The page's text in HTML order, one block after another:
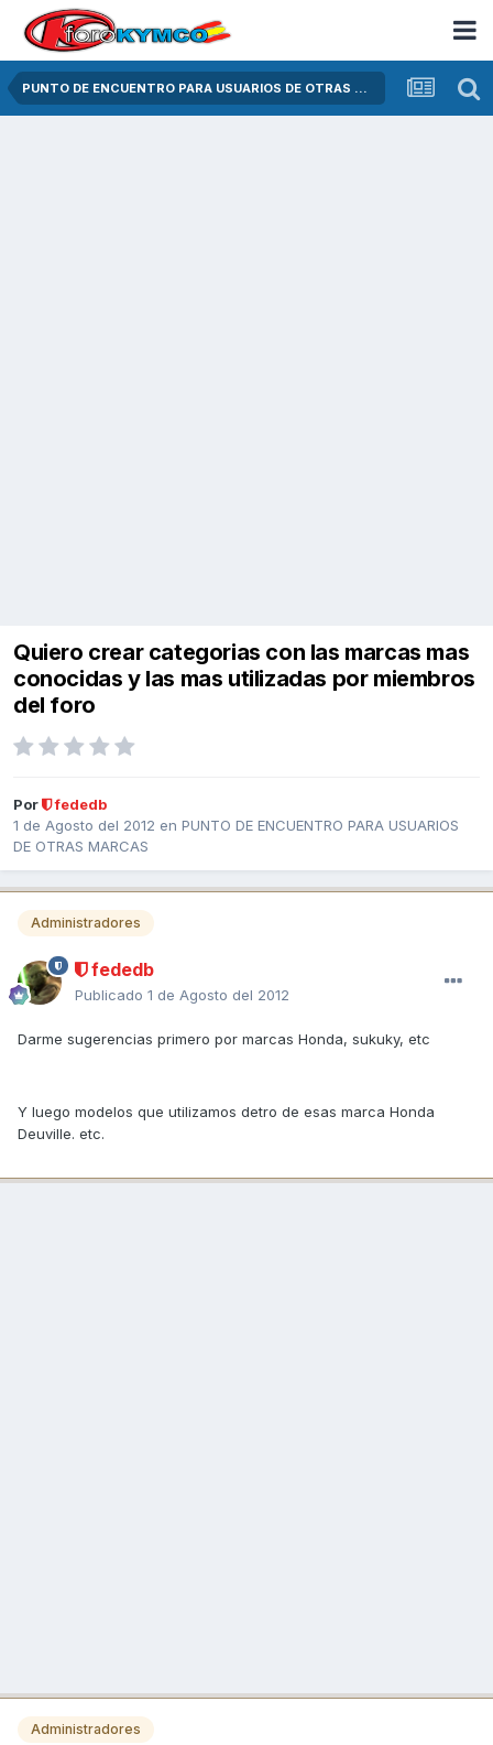
PUNTO DE ENCUENTRO PARA USUARIOS DE OTRAS MARCAS
Quiero crear categorias con las marcas mas
conocidas y las mas utilizadas por miembros
del foro
Por
fededb
1 de Agosto del 2012 en PUNTO DE ENCUENTRO PARA USUARIOS
DE OTRAS MARCAS
Administradores
fededb
Publicado 1 de Agosto del 2012
Darme sugerencias primero por marcas Honda, sukuky, etc
Y luego modelos que utilizamos detro de esas marca Honda
Deuville. etc.
Administradores